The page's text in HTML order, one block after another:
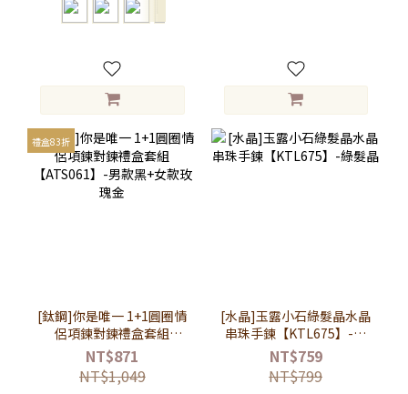
禮盒83折
[鈦鋼]你是唯一 1+1圓圈情
侶項鍊對鍊禮盒套組
【ATS061】-男款黑+女款
玫瑰金
NT$871
NT$1,049
[水晶]玉露小石綠髮晶水晶
串珠手鍊【KTL675】-綠
髮晶
NT$759
NT$799